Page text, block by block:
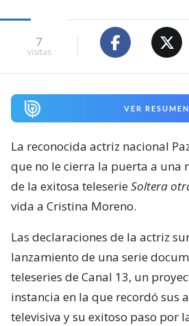
7
visitas
VER RESUMEN
La reconocida actriz nacional
que no le cierra la puerta a una
de la exitosa teleserieSoltera
vida a Cristina Moreno.
Las declaraciones de la actriz
lanzamiento de una serie
teleseries de Canal 13, un
instancia en la que recordó sus
televisiva y su exitoso paso por